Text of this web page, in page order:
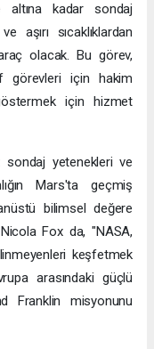
altına kadar sondaj
aşırı sıcaklıklardan
olacak. Bu görev,
görevleri için hakim
için hizmet
sondaj yetenekleri ve
Mars'ta geçmiş
bilimsel değere
Fox da, "NASA,
keşfetmek
arasındaki güçlü
Franklin misyonunu